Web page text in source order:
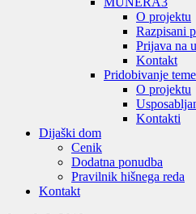
O projektu
Razpisani
Prijava na
Kontakt
Pridobivanje
O projektu
Kontakti
Dijaški dom
Cenik
Dodatna ponudba
Pravilnik hišnega reda
Kontakt